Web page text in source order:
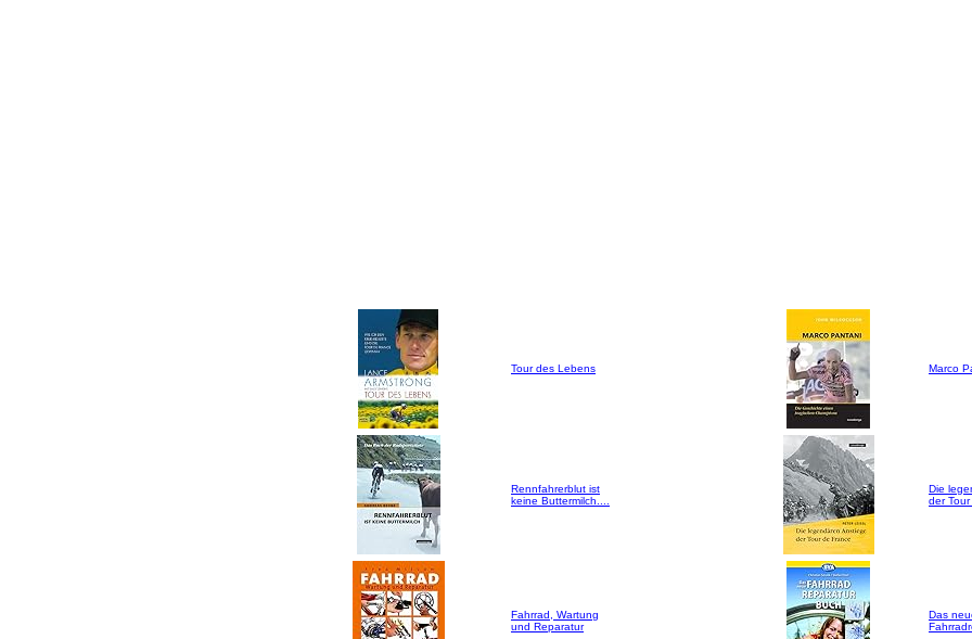
Tour des Lebens Marco
Rennfahrerblut ist
keine Buttermilch....
Die
der
Fahrrad, Wartung
und Reparatur
Das